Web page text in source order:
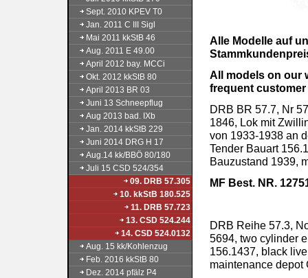
Sept. 2010 KPEV T0
Jan. 2011 C III Sigl
Mai 2011 kkStB 46
Aug. 2011 E 49.00
April 2012 bay. MCCi
Okt. 2012 kkStB 80
April 2013 BR 03
Juni 13 Schneepflug
Aug 2013 bad. IXb
Jan. 2014 kkStB 229
Juni 2014 DRG H 17
Aug.14 kk/BBÖ 80/180
Juli 15 CSD 524/354
09. DRB 57.305
10. kkStB 180.525
11. DRB 57.723
13. CSD 524.244
14. CSD 524.0132
Aug. 15 kk/Kohlenzug
Feb. 2016 kkStB 80
Dez. 2014 pfälz P4
Alle Modelle auf
All models on our
frequent
DRB BR 57.7, Nr
1846, Lok mit
von 1933-1938 an
Tender Bauart
Bauzustand 1939,
MF Best. NR.
DRB Reihe 57.3,
5694, two cylinder
156.1437, black
maintenance depot